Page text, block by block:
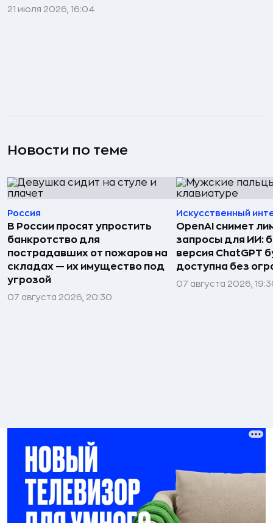
21 июля 2026, 16:04
Новости по теме
Россия
В России просят упростить
банкротство для
пострадавших от пожаров на
складах — их имущество под
угрозой
07 августа 2026, 20:30
Искусственный
OpenAI снимет
запросы для ИИ:
версия ChatGPT
доступна без
07 августа 2026,